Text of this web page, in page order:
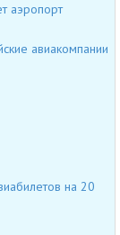
аэропорт
авиакомпании
на 20